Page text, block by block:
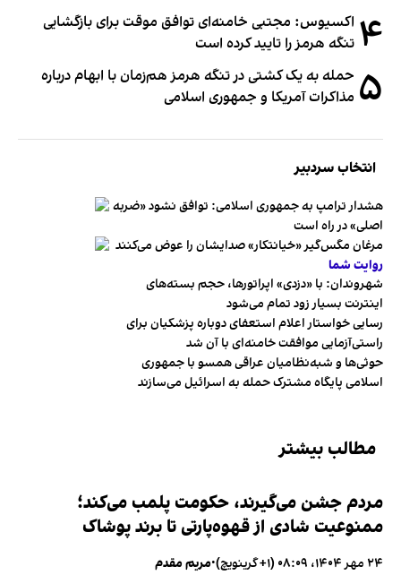
۴ اکسیوس: مجتبی خامنه‌ای توافق موقت برای بازگشایی
تنگه هرمز را تایید کرده است
۵ حمله به یک کشتی در تنگه هرمز هم‌زمان با ابهام درباره
مذاکرات آمریکا و جمهوری اسلامی
انتخاب سردبیر
هشدار ترامپ به جمهوری اسلامی: توافق نشود «ضربه
اصلی» در راه است
مرغان مگس‌گیر «خیانتکار» صدایشان را عوض می‌کنند
روایت شما
شهروندان:‌ با «دزدی» اپراتورها، حجم بسته‌های
اینترنت بسیار زود تمام می‌شود
رسایی خواستار اعلام استعفای دوباره پزشکیان برای
راستی‌آزمایی موافقت خامنه‌ای با آن شد
حوثی‌ها و شبه‌نظامیان عراقی همسو با جمهوری
اسلامی پایگاه مشترک حمله به اسرائیل می‌سازند
مطالب بیشتر
مردم جشن می‌گیرند، حکومت پلمب می‌کند؛
ممنوعیت شادی از قهوه‌پارتی تا برند پوشاک
۲۴ مهر ۱۴۰۴، ۰۸:۰۹ (‎+۱ گرینویچ) •مریم مقدم